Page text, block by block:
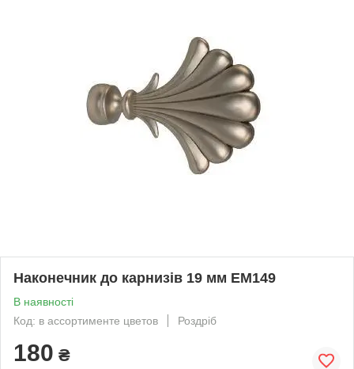
Наконечник до карнизів 19 мм ЕМ149
В наявності
Код: в ассортименте цветов
Роздріб
180 ₴